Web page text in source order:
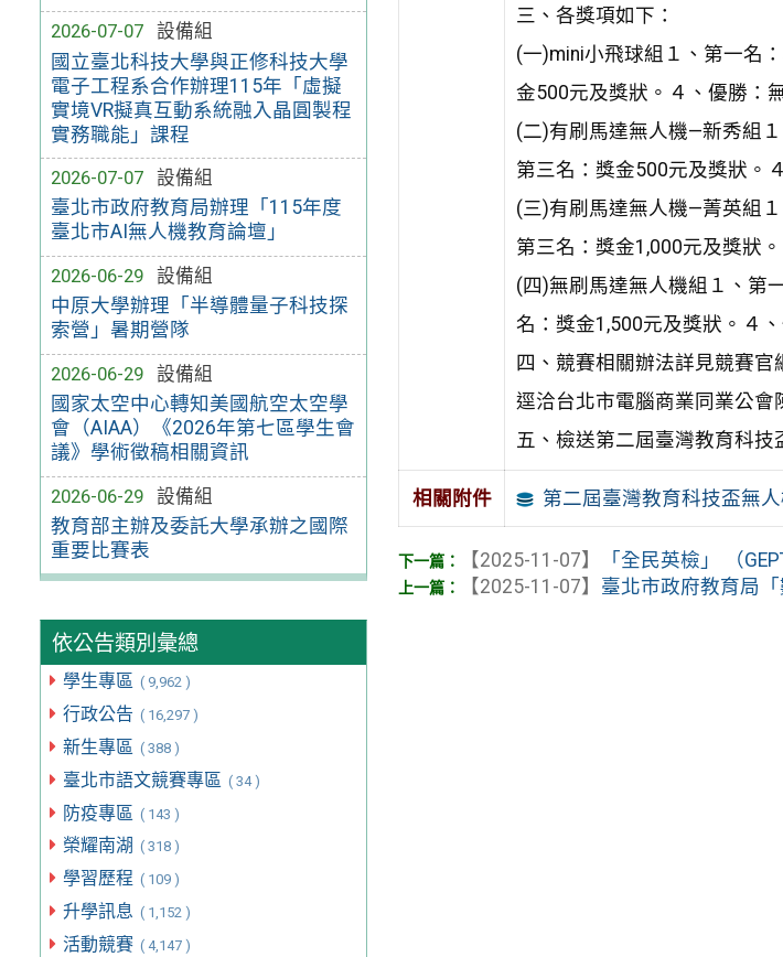
2026-07-07
設備組
國立臺北科技大學與正修科技大學
電子工程系合作辦理115年「虛擬
實境VR擬真互動系統融入晶圓製程
實務職能」課程
2026-07-07
設備組
臺北市政府教育局辦理「115年度
臺北市AI無人機教育論壇」
2026-06-29
設備組
中原大學辦理「半導體量子科技探
索營」暑期營隊
2026-06-29
設備組
國家太空中心轉知美國航空太空學
會（AIAA）《2026年第七區學生會
議》學術徵稿相關資訊
2026-06-29
設備組
教育部主辦及委託大學承辦之國際
重要比賽表
依公告類別彙總
學生專區 ( 9,962 )
行政公告 ( 16,297 )
新生專區 ( 388 )
臺北市語文競賽專區 ( 34 )
防疫專區 ( 143 )
榮耀南湖 ( 318 )
學習歷程 ( 109 )
升學訊息 ( 1,152 )
活動競賽 ( 4,147 )
三、各獎項如下：
(一)mini小飛球組１、第一名
金500元及獎狀。４、優勝：
(二)有刷馬達無人機—新秀組
第三名：獎金500元及獎狀。
(三)有刷馬達無人機—菁英組
第三名：獎金1,000元及獎狀
(四)無刷馬達無人機組１、第
名：獎金1,500元及獎狀。４
四、競賽相關辦法詳見競賽
逕洽台北市電腦商業同業公會
五、檢送第二屆臺灣教育科技
相關附件 第二屆臺灣教育科技盃無
【2025-11-07】
「全民英檢」 （
【2025-11-07】 臺北市政府教育局